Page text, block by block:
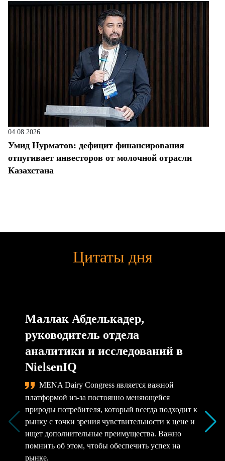
04.08.2026
Умид Нурматов: дефицит финансирования
отпугивает инвесторов от молочной отрасли
Казахстана
Цитаты дня
Маллак Абделькадер,
руководитель отдела
аналитики и исследований в
NielsenIQ
MENA Dairy Congress является важной
платформой из-за постоянно меняющейся
природы потребителя, который всегда подходит к
рынку с точки зрения чувствительности к цене и
ищет дополнительные преимущества. Важно
помнить об этом, чтобы обеспечить успех на
рынке.